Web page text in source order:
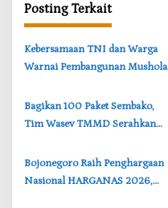
s
i
p
s
Posting Terkait
‎Kebersamaan TNI dan Warga
Warnai Pembangunan Mushola
Bojonegoro-Lamongan
‎Bagikan 100 Paket Sembako,
Tim Wasev TMMD Serahkan
Bojonegoro
‎Bojonegoro Raih Penghargaan
Nasional HARGANAS 2026,